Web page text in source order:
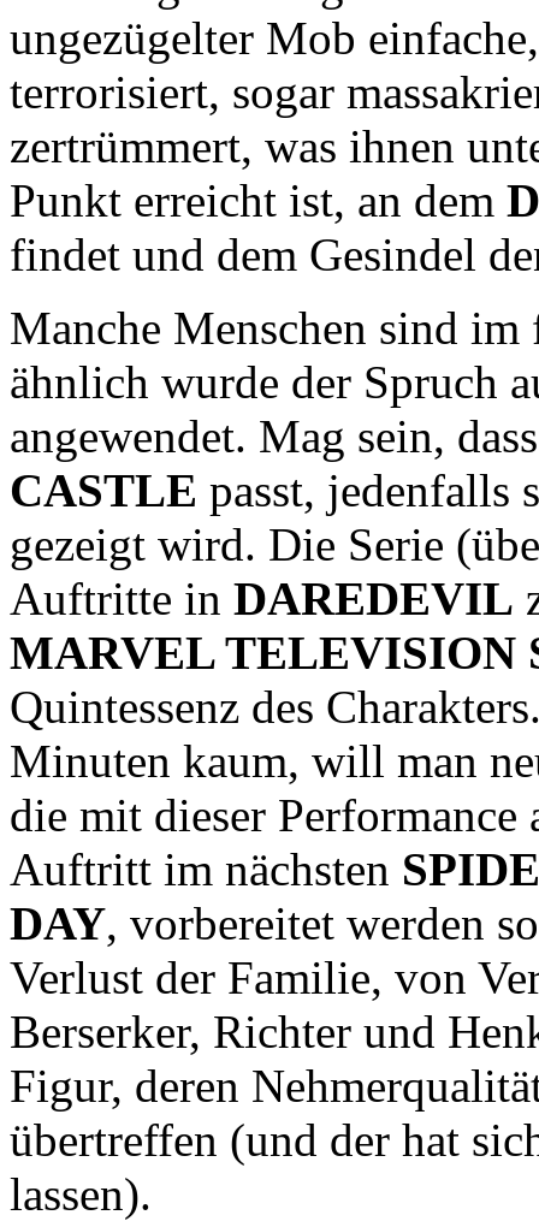
ungezügelter Mob
terrorisiert, sogar
zertrümmert, was ihnen
Punkt erreicht ist, an dem
findet und dem Gesindel
Manche Menschen sind
ähnlich wurde der Spruch
angewendet. Mag sein,
CASTLE passt, jedenfalls
gezeigt wird. Die Serie
Auftritte in DAREDEVIL
MARVEL TELEVISION
Quintessenz des
Minuten kaum, will man
die mit dieser
Auftritt im nächsten
DAY, vorbereitet werden
Verlust der Familie, von
Berserker, Richter und
Figur, deren
übertreffen (und der hat
lassen).